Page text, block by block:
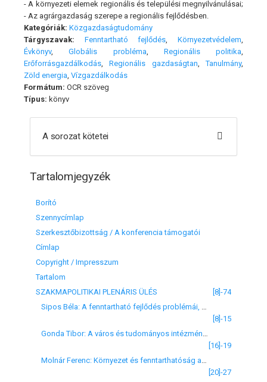
- A környezeti elemek regionális és települési megnyil­vánulásai;
- Az agrárgazdaság szerepe a regionális fejlődésben.
Kategóriák: Közgazdaságtudomány
Tárgyszavak:
Fenntartható fejlődés ,Környezetvédelem
Évkönyv,Globális probléma Regionális politika
Erőforrásgazdálkodás ,Regionális gazdaságtan ,Tanulmány,
Zöld energia Vízgazdálkodás
Formátum: OCR szöveg
Típus: könyv
A sorozat kötetei
Tartalomjegyzék
Borító
Szennycímlap
Szerkesztőbizottság / A konferencia támogatói
Címlap
Copyright / Impresszum
Tartalom
SZAKMAPOLITIKAI PLENÁRIS ÜLÉS
[8]-74
[8]-15
[16]-19
[20]-27